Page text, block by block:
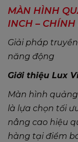
MÀN HÌNH
INCH –
Giải pháp
năng động
Giới thiệu Lux
Màn hình
là lựa chọn tối
nâng cao hiệu
hàng tại điểm